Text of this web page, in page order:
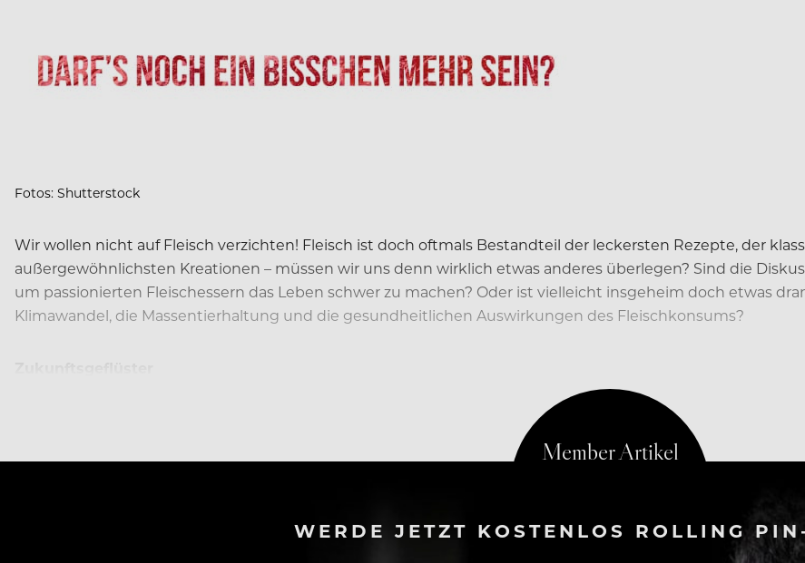
Fotos: Shutterstock
Wir wollen nicht auf Fleisch verzichten! Fleisch ist doch oftmals Bestandteil der leckersten Rezepte, der
außergewöhnlichsten Kreationen – müssen wir uns denn wirklich etwas anderes überlegen? Sind die
um passionierten Fleischessern das Leben schwer zu machen? Oder ist vielleicht insgeheim doch etwas
Klimawandel, die Massentierhaltung und die gesundheitlichen Auswirkungen des Fleischkonsums?
Zum Glück gibt es Menschen, die uns Alternativen zum Fleisch von Rind, Schwein und Co. anbieten: Dass
WERDE JETZT KOSTENLOS ROLLING